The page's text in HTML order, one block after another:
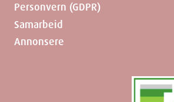
Personvern (GDPR)
Samarbeid
Annonsere